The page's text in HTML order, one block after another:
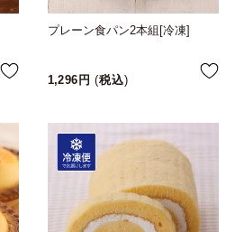
プレーン食パン2本組[冷凍]
1,296 税込